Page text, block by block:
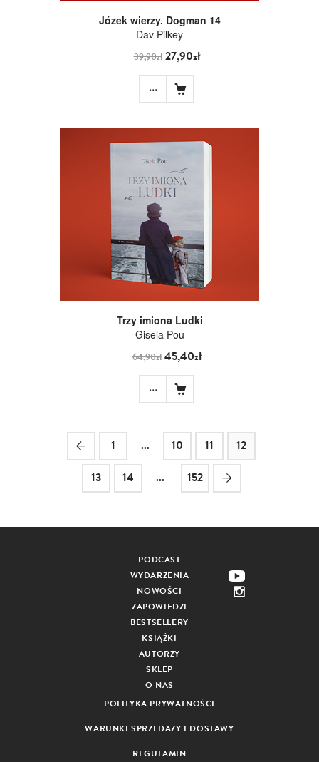
Józek wierzy. Dogman 14
Dav Pilkey
39,90zł27,90zł
...
Trzy imiona Ludki
Gisela Pou
64,90zł45,40zł
...
1 ... 10 11
12
13
14 ... 152
PODCAST
WYDARZENIA
NOWOŚCI
ZAPOWIEDZI
BESTSELLERY
KSIĄŻKI
AUTORZY
SKLEP
O NAS
POLITYKA PRYWATNOŚCI
WARUNKI SPRZEDAŻY I DOSTAWY
REGULAMIN